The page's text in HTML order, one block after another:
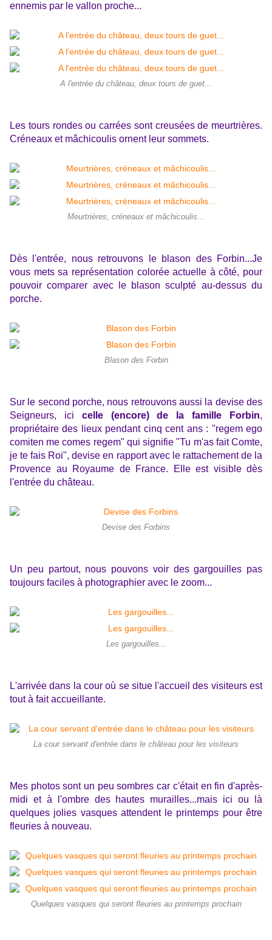
ennemis par le vallon proche...
A l'entrée du château, deux tours de guet...
Les tours rondes ou carrées sont creusées de meurtrières.
Créneaux et mâchicoulis ornent leur sommets.
Meurtrières, créneaux et mâchicoulis...
Dès l'entrée, nous retrouvons le blason des Forbin...Je
vous mets sa représentation colorée actuelle à côté, pour
pouvoir comparer avec le blason sculpté au-dessus du
porche.
Blason des Forbin
Sur le second porche, nous retrouvons aussi la devise des
Seigneurs, ici
celle (encore) de la famille Forbin,
propriétaire des lieux pendant cinq cent ans : "regem ego
comiten me comes regem" qui signifie "Tu m'as fait Comte,
je te fais Roi", devise en rapport avec le rattachement de la
Provence au Royaume de France. Elle est visible dès
l'entrée du château.
Devise des Forbins
Un peu partout, nous pouvons voir des gargouilles pas
toujours faciles à photographier avec le zoom...
Les gargouilles...
L'arrivée dans la cour où se situe l'accueil des visiteurs est
tout à fait accueillante.
La cour servant d'entrée dans le château pour les visiteurs
Mes photos sont un peu sombres car c'était en fin d'après-
midi et à l'ombre des hautes murailles...mais ici ou là
quelques jolies vasques attendent le printemps pour être
fleuries à nouveau.
Quelques vasques qui seront fleuries au printemps prochain